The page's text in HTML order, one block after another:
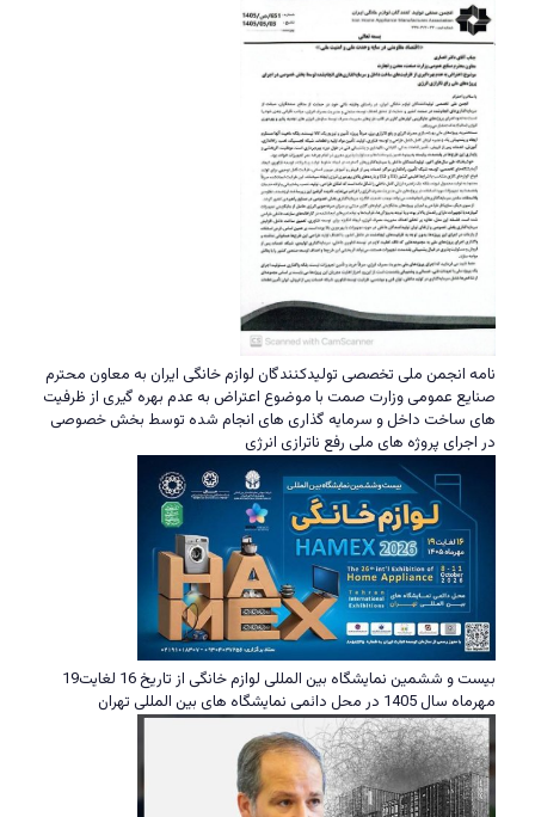
نامه انجمن ملی تخصصی تولیدکنندگان لوازم خانگی ایران به معاون محترم
صنایع عمومی وزارت صمت با موضوع اعتراض به عدم بهره گیری از ظرفیت
های ساخت داخل و سرمایه گذاری های انجام شده توسط بخش خصوصی
در اجرای پروژه های ملی رفع ناترازی انرژی
بیست و ششمین نمایشگاه بین المللی لوازم خانگی از تاریخ 16 لغایت19
مهرماه سال 1405 در محل دائمی نمایشگاه های بین المللی تهران